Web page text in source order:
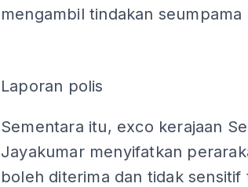
mengambil tindakan seumpama
Laporan polis
Sementara itu, exco kerajaan
Jayakumar menyifatkan
boleh diterima dan tidak sensitif